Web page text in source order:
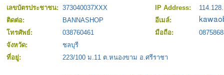
เลขบัตรประชาชน: 373040037XXX IP Address:
ติดต่อ:
BANNASHOP
อีเมล์:
โทรศัพย์:
038760461 มือถือ:
จังหวัด:
ชลบุรี
ที่อยู่:
223/100 ม.11 ต.หนองขาม อ.ศรีราชา